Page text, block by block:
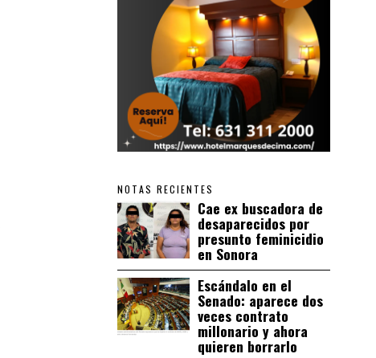
NOTAS RECIENTES
Cae ex buscadora de
desaparecidos por
presunto feminicidio
en Sonora
Escándalo en el
Senado: aparece dos
veces contrato
millonario y ahora
quieren borrarlo